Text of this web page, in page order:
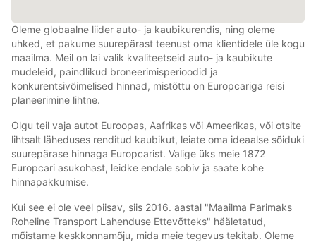
Oleme globaalne liider auto- ja kaubikurendis, ning oleme
uhked, et pakume suurepärast teenust oma klientidele üle kogu
maailma. Meil on lai valik kvaliteetseid auto- ja kaubikute
mudeleid, paindlikud broneerimisperioodid ja
konkurentsivõimelised hinnad, mistõttu on Europcariga reisi
planeerimine lihtne.
Olgu teil vaja autot Euroopas, Aafrikas või Ameerikas, või otsite
lihtsalt läheduses renditud kaubikut, leiate oma ideaalse sõiduki
suurepärase hinnaga Europcarist. Valige üks meie 1872
Europcari asukohast, leidke endale sobiv ja saate kohe
hinnapakkumise.
Kui see ei ole veel piisav, siis 2016. aastal "Maailma Parimaks
Roheline Transport Lahenduse Ettevõtteks" hääletatud,
mõistame keskkonnamõju, mida meie tegevus tekitab. Oleme